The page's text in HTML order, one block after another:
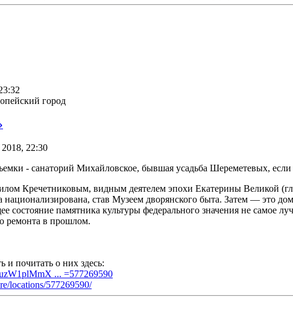
город
22:30
- санаторий Михайловское, бывшая усадьба Шереметевых,
Кречетниковым, видным деятелем эпохи Екатерины Великой
национализирована, став Музеем дворянского быта. Затем — это
состояние памятника культуры федерального значения не самое
ремонта в прошлом.
и почитать о них здесь:
... =577269590
locations/577269590/